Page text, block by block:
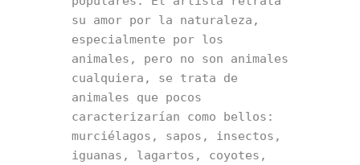
su amor por la naturaleza,
especialmente por los
animales, pero no son animales
cualquiera, se trata de
animales que pocos
caracterizarían como bellos:
murciélagos, sapos, insectos,
iguanas, lagartos, coyotes,